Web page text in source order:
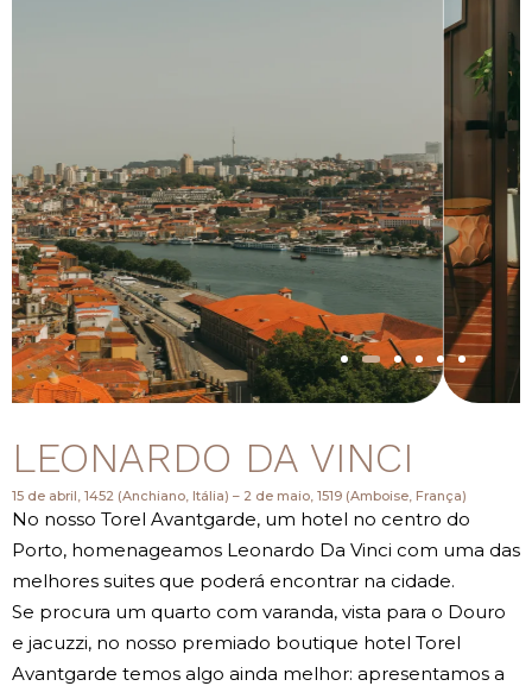
LEONARDO DA VINCI
15 de abril, 1452 (Anchiano, Itália) – 2 de maio, 1519 (Amboise, França)
No nosso Torel Avantgarde, um hotel no centro do
Porto, homenageamos Leonardo Da Vinci com uma das
melhores suites que poderá encontrar na cidade.
Se procura um quarto com varanda, vista para o Douro
e jacuzzi, no nosso premiado boutique hotel Torel
Avantgarde temos algo ainda melhor: apresentamos a